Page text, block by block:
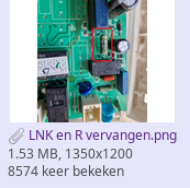
LNK en R vervangen.png
1.53 MB, 1350x1200
8574 keer bekeken